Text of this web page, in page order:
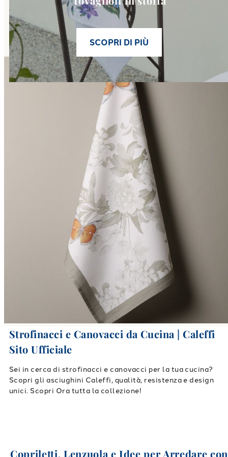
SCOPRI DI PIÙ
Strofinacci e Canovacci da Cucina | Caleffi
Sito Ufficiale
Sei in cerca di strofinacci e canovacci per la tua cucina?
Scopri gli asciughini Caleffi, qualità, resistenza e design
unici. Scopri Ora tutta la collezione!
Copriletti, Lenzuola e Idee per Arredare con